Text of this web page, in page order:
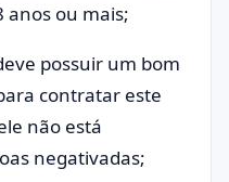
anos ou mais;
possuir um bom
contratar este
não está
negativadas;